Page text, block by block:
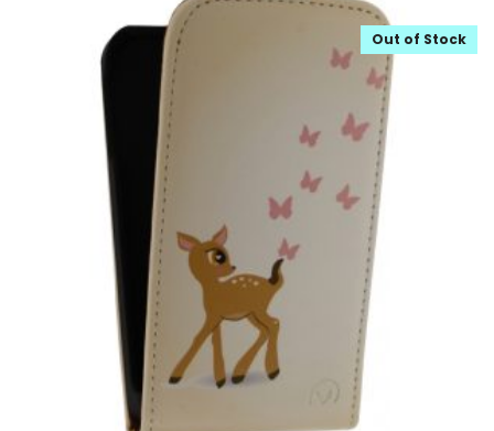
Out of Stock